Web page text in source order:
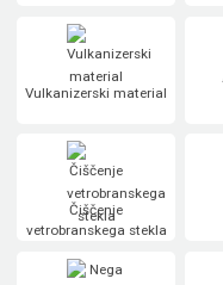
Vulkanizerski material
Čiščenje
vetrobranskega stekla